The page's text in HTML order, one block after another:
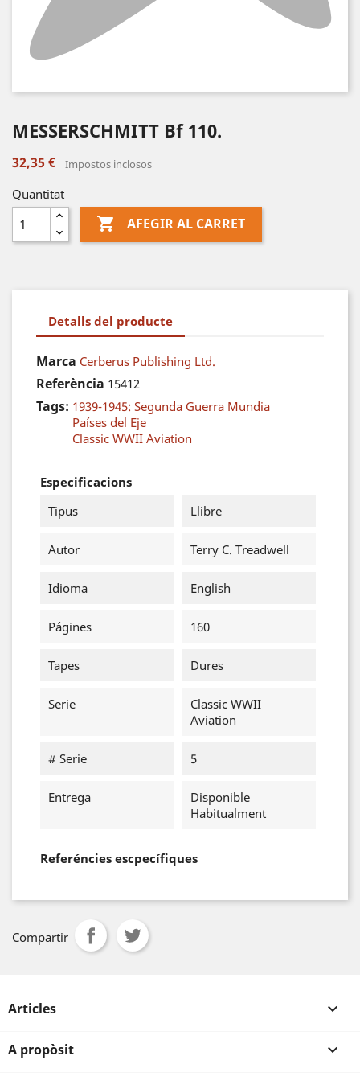
MESSERSCHMITT Bf 110.
32,35 € Impostos inclosos
Quantitat
 AFEGIR AL CARRET
Detalls del producte
Marca Cerberus Publishing Ltd.
Referència 15412
Tags: 1939-1945: Segunda Guerra Mundia
Países del Eje
Classic WWII Aviation
Especificacions
Tipus
Llibre
Autor Terry C. Treadwell
Idioma English
Págines 160
Tapes Dures
Serie
Classic WWII
Aviation
# Serie 5
Entrega
Disponible
Habitualment
Referéncies escpecífiques
Compartir
Articles 
A propòsit 